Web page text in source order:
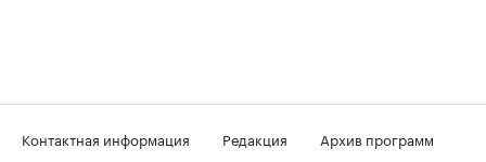
Контактная информация Редакция
Архив программ